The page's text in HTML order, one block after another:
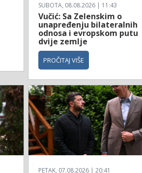
SUBOTA, 08.08.2026 | 11:43
Vučić: Sa Zelenskim o
unapređenju bilateralnih
odnosa i evropskom putu
dvije zemlje
PROČITAJ VIŠE
PETAK, 07.08.2026 | 20:41